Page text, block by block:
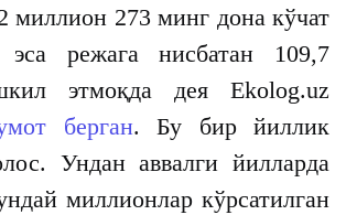
миллион 273 минг дона кўчат
режага нисбатан 109,7
этмоқда дея Ekolog.uz
берган. Бу бир йиллик
Ундан аввалги йилларда
миллионлар кўрсатилган